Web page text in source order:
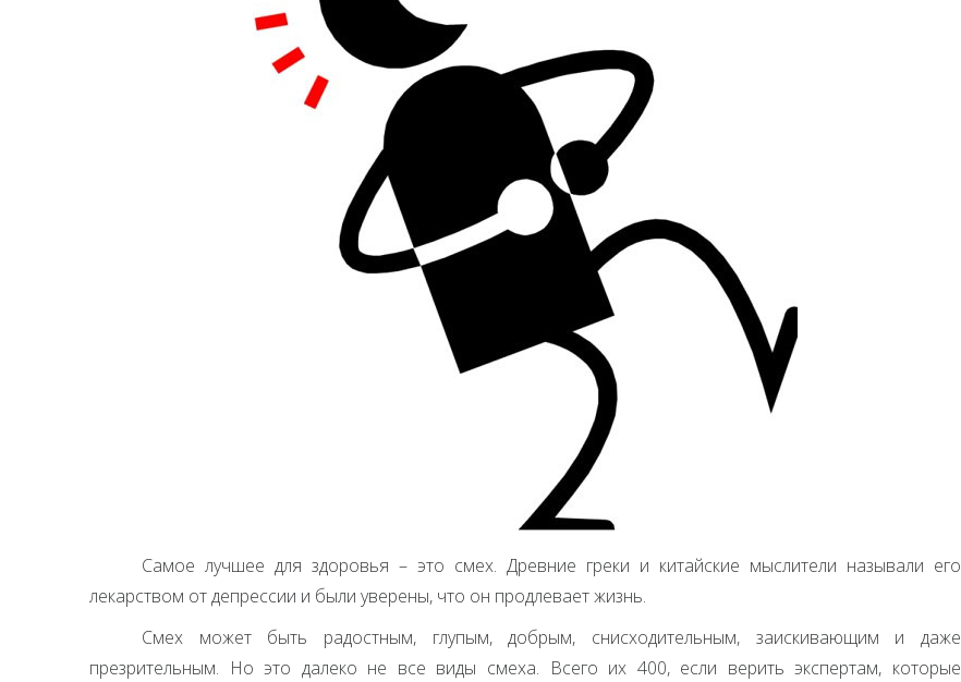
Самое лучшее для здоровья – это смех. Древние греки и китайские мыслители называли его
лекарством от депрессии и были уверены, что он продлевает жизнь.
Смех может быть радостным, глупым, добрым, снисходительным, заискивающим и даже
презрительным. Но это далеко не все виды смеха. Всего их 400, если верить экспертам, которые